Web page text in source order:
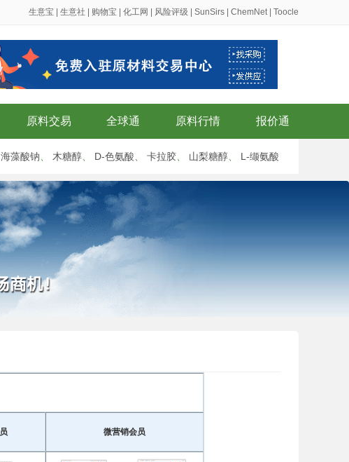
生意宝 生意社 购物宝 化工网 风险评级 SunSirs ChemNet| Toocle
原料交易 全球通 原料行情 报价通
海藻酸钠 木糖醇 D-色氨酸 卡拉胶 山梨糖醇 L-缬氨酸